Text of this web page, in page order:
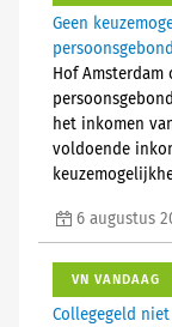
Geen
Hof
het inkomen
voldoende
6 augustus
VN VANDAAG
Collegegeld